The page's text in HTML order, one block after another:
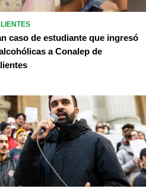
caso de estudiante que ingresó
a Conalep de